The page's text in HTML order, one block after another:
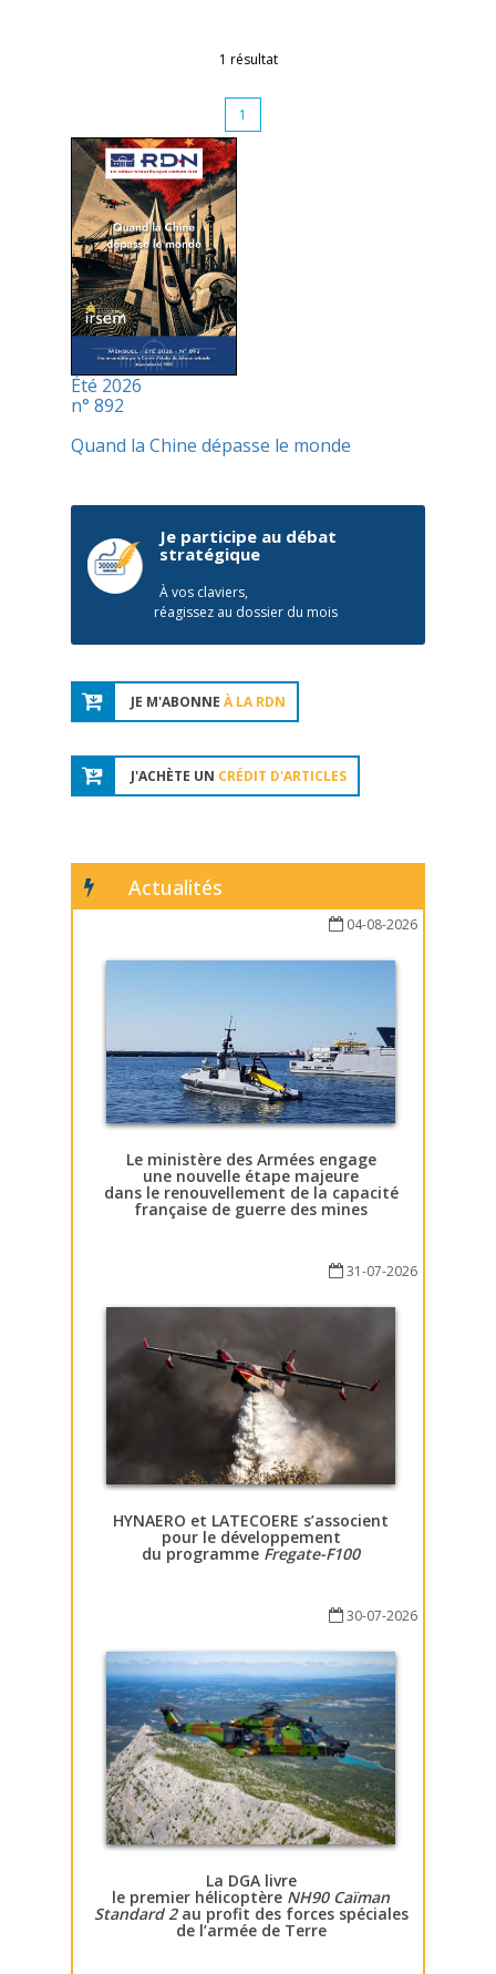
1 résultat
1
Été 2026
n° 892
Quand la Chine dépasse le monde
Je participe au débat
stratégique
À vos claviers,
réagissez au dossier du mois
JE M'ABONNE À LA RDN
J'ACHÈTE UN CRÉDIT D'ARTICLES
Actualités
04-08-2026
Le ministère des Armées engage
une nouvelle étape majeure
dans le renouvellement de la capacité
française de guerre des mines
31-07-2026
HYNAERO et LATECOERE s’associent
pour le développement
du programme Fregate-F100
30-07-2026
La DGA livre
le premier hélicoptère NH90 Caïman
Standard 2au profit des forces spéciales
de l’armée de Terre